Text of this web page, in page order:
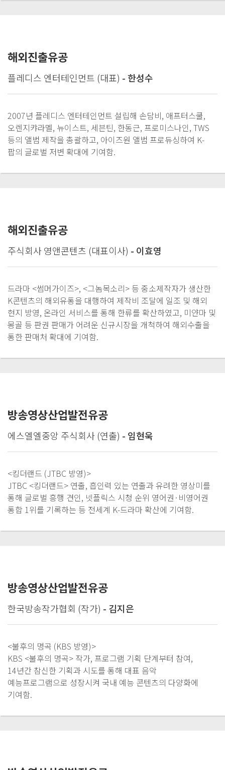
해외진출유공
플레디스 엔터테인먼트 (대표) - 한성수
2007년 플레디스 엔터테인먼트 설립해 손담비, 애프터스쿨,
오렌지캬라멜, 뉴이스트, 세븐틴, 한동근, 프로미스나인, TWS
등의 앨범 제작을 총괄하고, 아이즈원 앨범 프로듀싱하여 K-
팝의 글로벌 저변 확대에 기여함.
해외진출유공
주식회사 영앤콘텐츠 (대표이사) - 이효영
드라마 <썸머가이즈>, <그놈목소리> 등 중소제작자가 생산한
K콘텐츠의 해외유통을 대행하여 제작비 조달에 일조 및 해외
현지 방영, 온라인 서비스를 통해 한류를 확산하였고, 미얀마 및
몽골 등 판권 판매가 어려운 신규시장을 개척하여 해외수출을
통한 판매처 확대에 기여함.
방송영상산업발전유공
에스엘엘중앙 주식회사 (연출) - 임현욱
<킹더랜드 (JTBC 방영)>
JTBC <킹더랜드> 연출, 흡인력 있는 연출과 유려한 영상미를
통해 글로벌 흥행 견인, 넷플릭스 시청 순위 영어권·비영어권
통합 1위를 기록하는 등 전세계 K-드라마 확산에 기여함.
방송영상산업발전유공
한국방송작가협회 (작가) - 김지은
<불후의 명곡 (KBS 방영)>
KBS <불후의 명곡> 작가, 프로그램 기획 단계부터 참여,
14년간 참신한 기획과 시도를 통해 대표 음악
예능프로그램으로 성장시켜 국내 예능 콘텐츠의 다양화에
기여함.